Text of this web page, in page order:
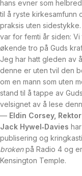
hans evner som
til å ryste kirkesamfunn
praksis uten
var for femti år siden:
økende tro på Guds
Jeg har hatt gleden av
denne er uten tvil den
om en mann som uten
stand til å tappe av
velsignet av å lese
— Eldin Corsey,
Jack Hywel‑Davies
publisering og
brokenpå Radio 4 og
Kensington Temple.